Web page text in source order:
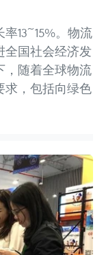
13~15%。物流
全国社会经济发
，随着全球物流
求，包括向绿色